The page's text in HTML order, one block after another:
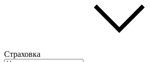
Страховка